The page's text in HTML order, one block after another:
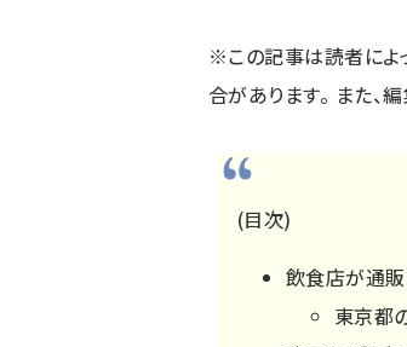
※この記事は読者によ
合があります。 また、
(目次)
飲食店が通
東京都